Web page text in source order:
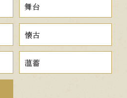
舞台
懐古
薀蓄